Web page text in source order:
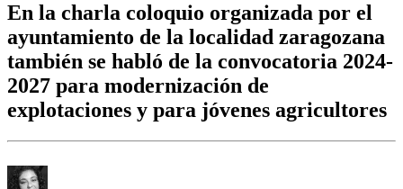
En la charla coloquio organizada por el
ayuntamiento de la localidad zaragozana
también se habló de la convocatoria 2024-
2027 para modernización de
explotaciones y para jóvenes agricultores